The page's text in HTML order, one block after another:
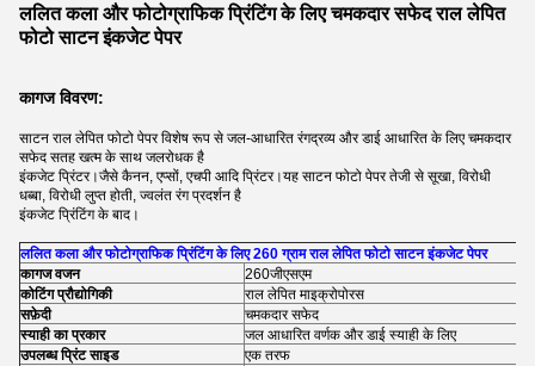
ललित कला और फोटोग्राफिक प्रिंटिंग के लिए चमकदार सफेद राल लेपित
फोटो साटन इंकजेट पेपर
कागज विवरण:
साटन राल लेपित फोटो पेपर विशेष रूप से जल-आधारित रंगद्रव्य और डाई आधारित के लिए चमकदार
सफेद सतह खत्म के साथ जलरोधक है
इंकजेट प्रिंटर।जैसे कैनन, एप्सों, एचपी आदि प्रिंटर।यह साटन फोटो पेपर तेजी से सूखा, विरोधी
धब्बा, विरोधी लुप्त होती, ज्वलंत रंग प्रदर्शन है
इंकजेट प्रिंटिंग के बाद।
ललित कला और फोटोग्राफिक प्रिंटिंग के लिए 260 ग्राम राल लेपित फोटो साटन इंकजेट पेपर
कागज वजन
260जीएसएम
कोटिंग प्रौद्योगिकी
राल लेपित माइक्रोपोरस
सफ़ेदी
चमकदार सफेद
स्याही का प्रकार
जल आधारित वर्णक और डाई स्याही के लिए
उपलब्ध प्रिंट साइड
एक तरफ